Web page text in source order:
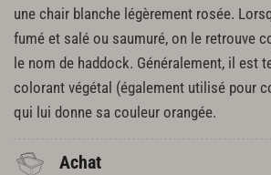
une chair blanche légèrement rosée.
fumé et salé ou saumuré, on le retrouve
le nom de haddock. Généralement, il est
colorant végétal (également utilisé pour
qui lui donne sa couleur orangée.
Achat